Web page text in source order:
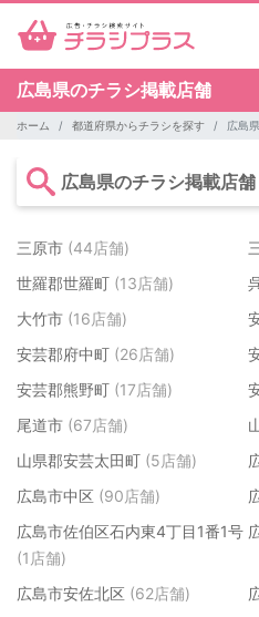
広島県のチラシ掲載店舗
ホーム 都道府県からチラシを探す 広島県
広島県のチラシ掲載店舗
三原市 (44店舗)
世羅郡世羅町 (13店舗)
大竹市 (16店舗)
安芸郡府中町 (26店舗)
安芸郡熊野町 (17店舗)
尾道市 (67店舗)
山県郡安芸太田町 (5店舗)
広島市中区 (90店舗)
広島市佐伯区石内東4丁目1番1号
(1店舗)
広島市安佐北区 (62店舗)